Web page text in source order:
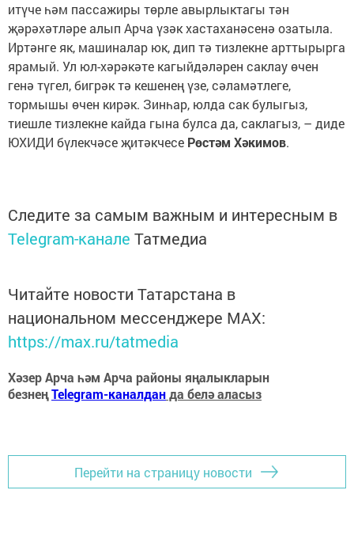
итүче һәм пассажиры төрле авырлыктагы тән
җәрәхәтләре алып Арча үзәк хастаханәсенә озатыла.
Иртәнге як, машиналар юк, дип тә тизлекне арттырырга
ярамый. Ул юл-хәрәкәте кагыйдәләрен саклау өчен
генә түгел, бигрәк тә кешенең үзе, сәламәтлеге,
тормышы өчен кирәк. Зинһар, юлда сак булыгыз,
тиешле тизлекне кайда гына булса да, саклагыз, – диде
ЮХИДИ бүлекчәсе җитәкчесе Рөстәм Хәкимов.
Следите за самым важным и интересным в
Telegram-канале Татмедиа
Читайте новости Татарстана в
национальном мессенджере MАХ:
https://max.ru/tatmedia
Хәзер Арча һәм Арча районы яңалыкларын
безнеңTelegram-каналданда белә аласыз
Перейти на страницу новости